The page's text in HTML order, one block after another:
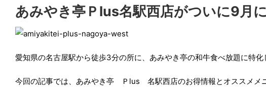
あみやき亭Ｐlus名駅西店がついに9月
愛知県の名古屋駅から徒歩3分の所に、あみやき亭の和牛食べ放題に特
今回の記事では、あみやき亭 Ｐlus 名駅西店のお得情報とオススメメ